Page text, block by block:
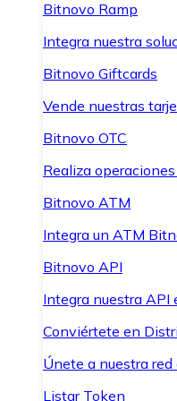
Bitnovo Ramp
Integra nuestra
Bitnovo Giftcards
Vende nuestras
Bitnovo OTC
Realiza
Bitnovo ATM
Integra un ATM
Bitnovo API
Integra nuestra API
Conviértete en
Únete a nuestra red
Listar Token